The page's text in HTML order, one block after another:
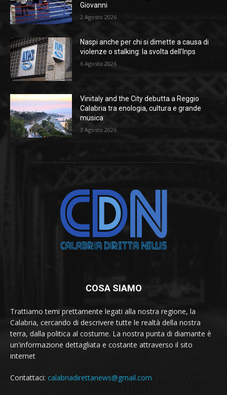
Giovanni
2 Agosto 2026
Naspi anche per chi si dimette a causa di
violenze o stalking: la svolta dell’Inps
6 Agosto 2026
Vinitaly and the City debutta a Reggio
Calabria tra enologia, cultura e grande
musica
3 Agosto 2026
COSA SIAMO
Trattiamo temi prettamente legati alla nostra regione, la
Calabria, cercando di descrivere tutte le realtà della nostra
terra, dalla politica al costume. La nostra punta di diamante è
un'informazione dettagliata e costante attraverso il sito
internet
Contattaci: calabriadirettanews@gmail.com